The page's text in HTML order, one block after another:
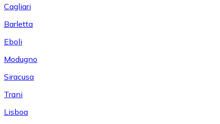
Cagliari
Barletta
Eboli
Modugno
Siracusa
Trani
Lisboa